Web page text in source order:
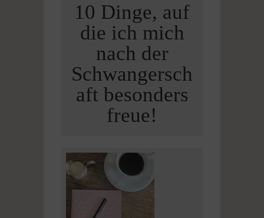
10 Dinge, auf
die ich mich
nach der
Schwangersch
aft besonders
freue!